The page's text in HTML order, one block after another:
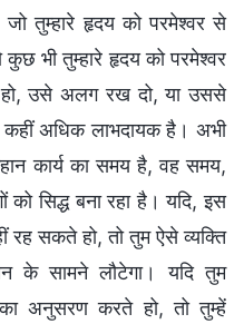
तुम्हारे हृदय को परमेश्वर से
भी तुम्हारे हृदय को परमेश्वर
उसे अलग रख दो, या उससे
कहीं अधिक लाभदायक है। अभी
कार्य का समय है, वह समय,
सिद्ध बना रहा है। यदि, इस
रह सकते हो, तो तुम ऐसे व्यक्ति
के सामने लौटेगा। यदि तुम
अनुसरण करते हो, तो तुम्हें